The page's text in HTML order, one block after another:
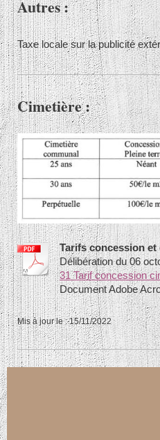
Autres :
Taxe locale sur la publicité
Cimetière :
Tarifs concession
Délibération du 06
31 Tarif concession
Document Adobe
Mis à jour le : 15/11/2022